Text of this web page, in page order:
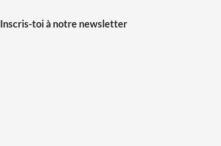
Inscris-toi à notre newsletter